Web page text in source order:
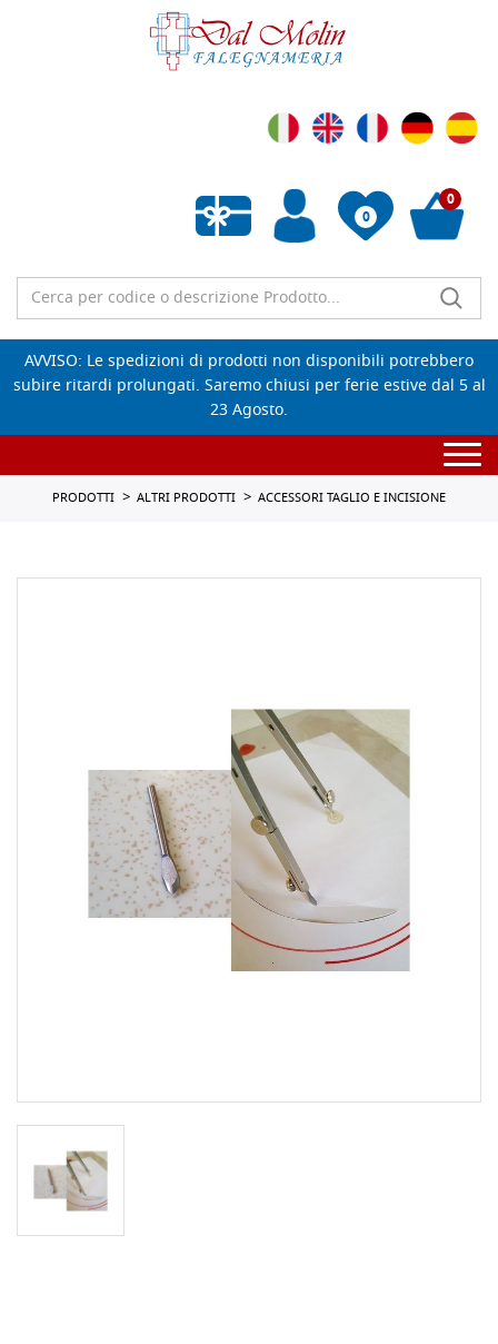
0
Wishlist vuota
0
AVVISO: Le spedizioni di prodotti non disponibili potrebbero
subire ritardi prolungati. Saremo chiusi per ferie estive dal 5 al
23 Agosto.
PRODOTTI ALTRI PRODOTTI ACCESSORI TAGLIO E INCISIONE